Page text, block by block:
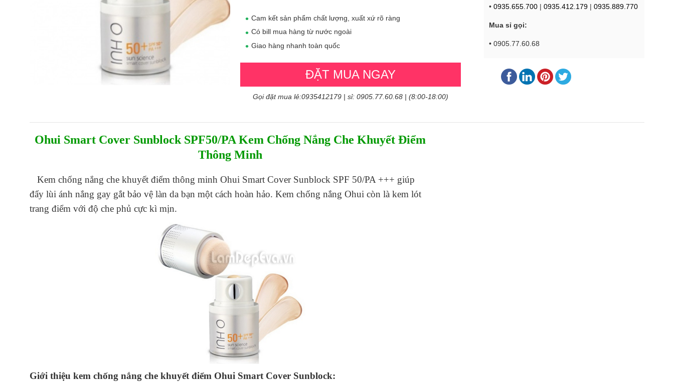
Cam kết sản phẩm chất lượng, xuất xứ rõ ràng
Có bill mua hàng từ nước ngoài
Giao hàng nhanh toàn quốc
ĐẶT MUA NGAY
Gọi đặt mua lẻ:0935412179 | sỉ: 0905.77.60.68 | (8:00-18:00)
• 0935.655.700 | 0935.412.179 | 0935.889.770
Mua sỉ gọi:
• 0905.77.60.68
Ohui Smart Cover Sunblock SPF50/PA Kem Chống Nắng Che Khuyết Điểm
Thông Minh
Kem chống nắng che khuyết điểm thông minh Ohui Smart Cover Sunblock SPF 50/PA +++ giúp
đẩy lùi ánh nắng gay gắt bảo vệ làn da bạn một cách hoàn hảo. Kem chống nắng Ohui còn là kem lót
trang điểm với độ che phủ cực kì mịn.
Giới thiệu kem chống nắng che khuyết điểm Ohui Smart Cover Sunblock: